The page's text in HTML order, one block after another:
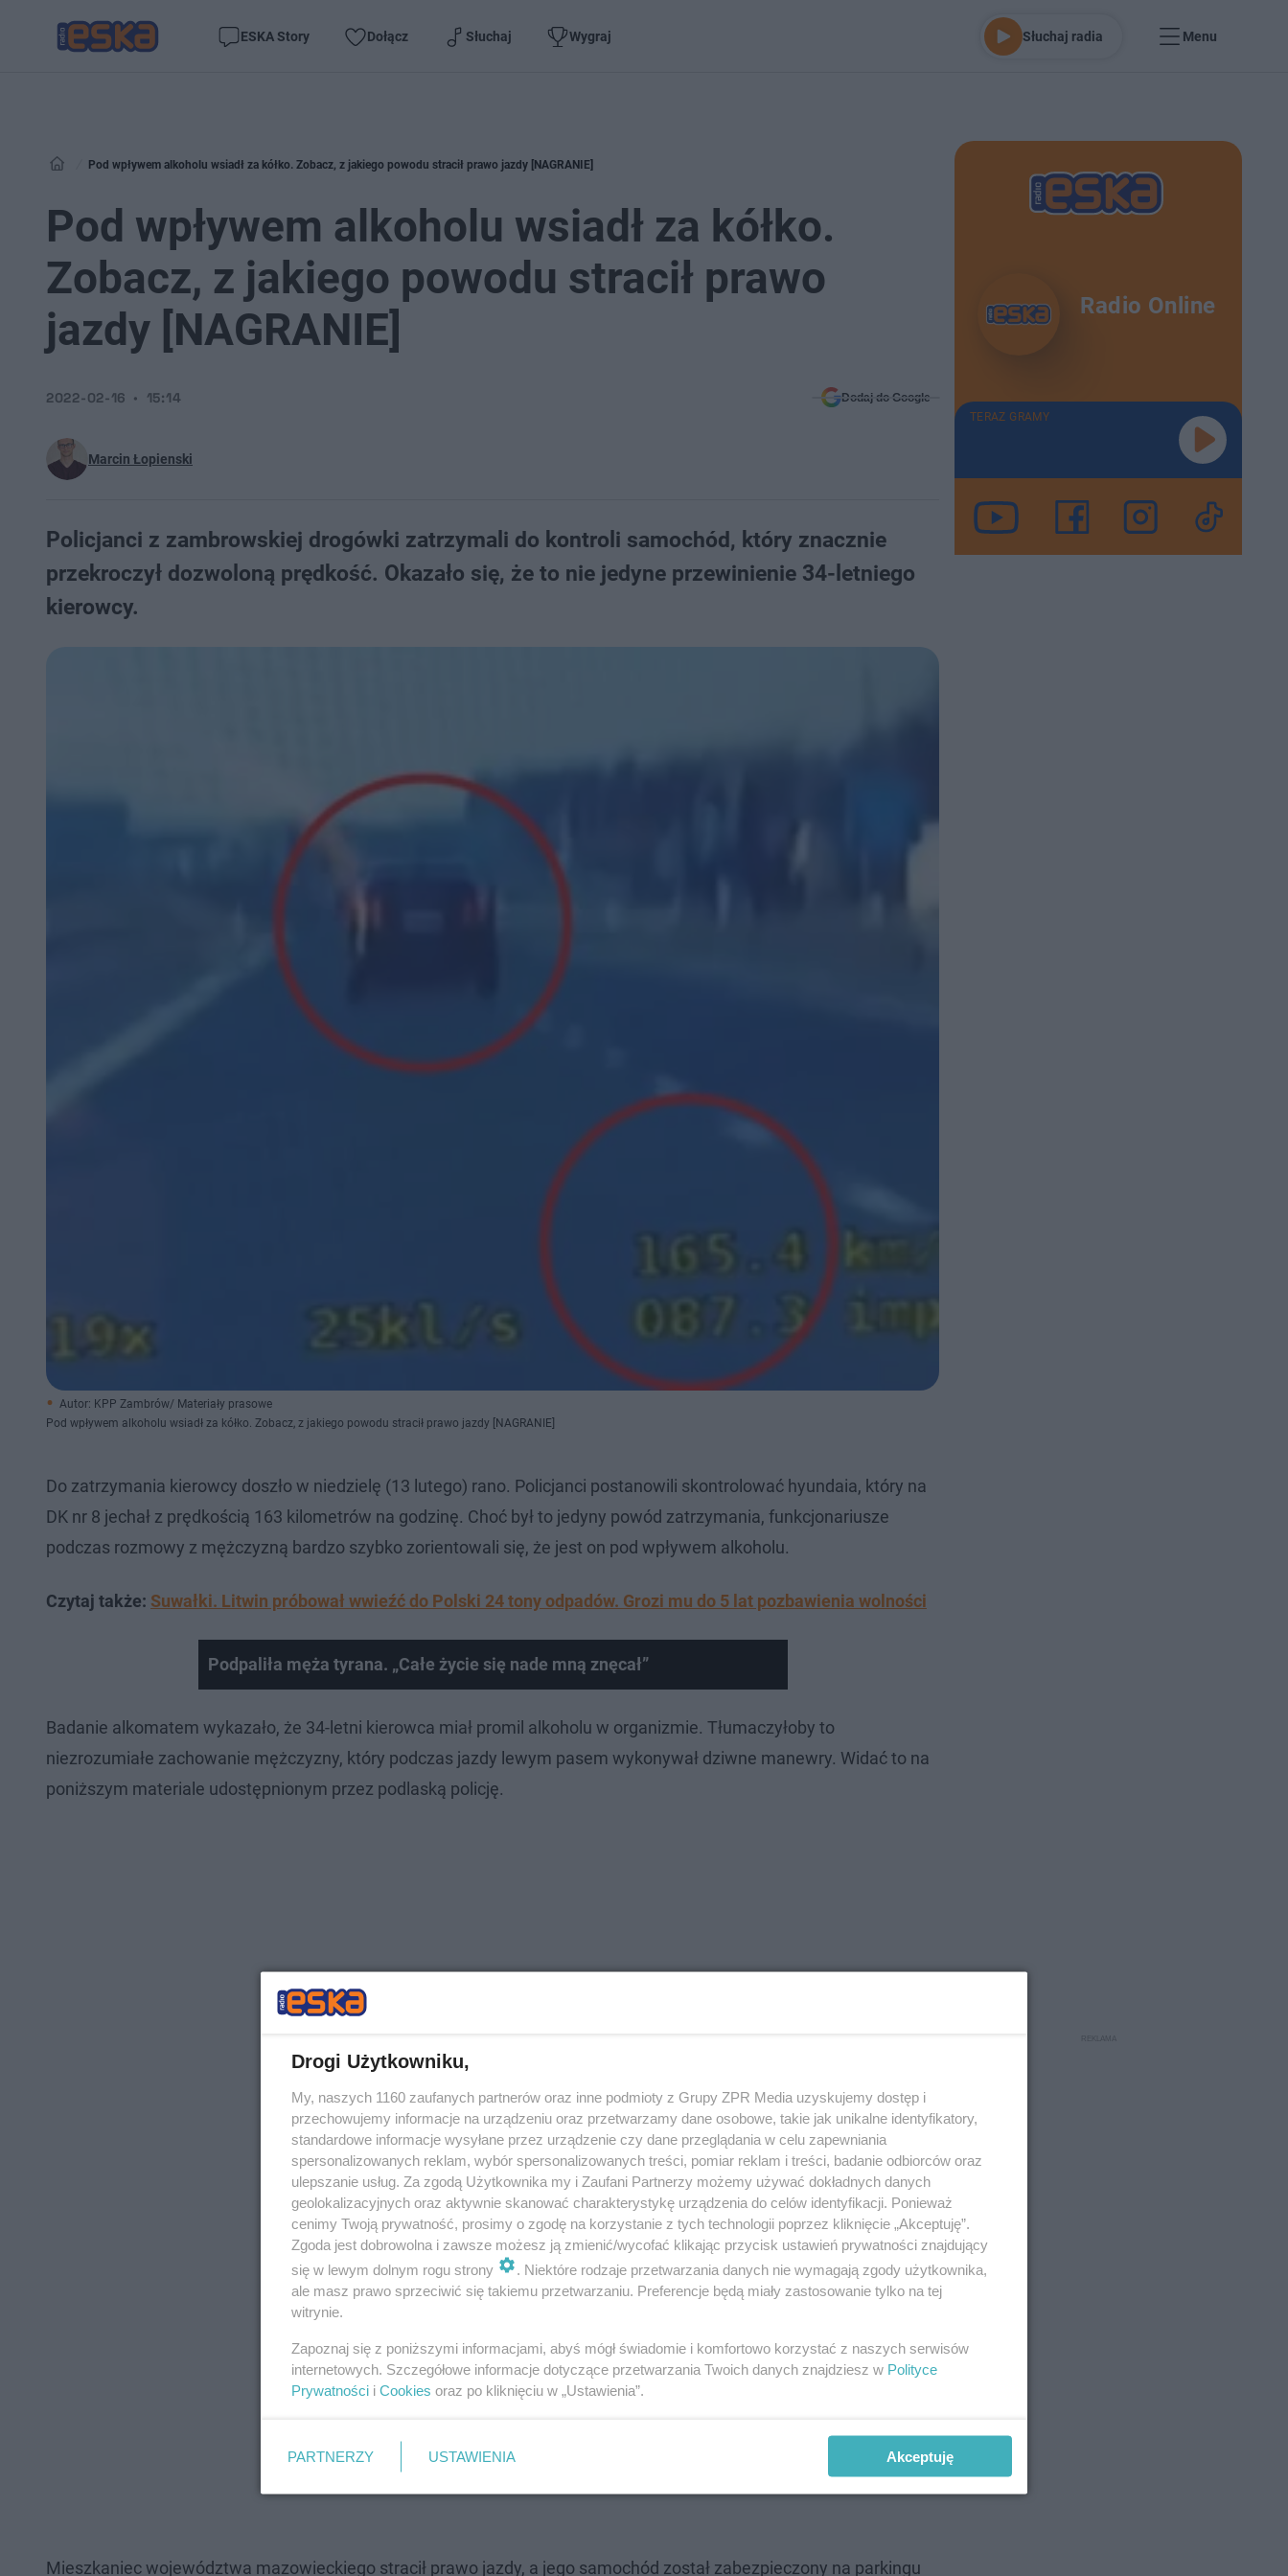
ESKA Story Dołącz Słuchaj Wygraj Słuchaj radia Menu
Pod wpływem alkoholu wsiadł za kółko. Zobacz, z jakiego powodu stracił prawo jazdy [NAGRANIE]
Pod wpływem alkoholu wsiadł za kółko.
Zobacz, z jakiego powodu stracił prawo
jazdy [NAGRANIE]
Marcin Łopienski
2022-02-16 15:14 Dodaj do Google
Policjanci z zambrowskiej drogówki zatrzymali do kontroli samochód, który znacznie
przekroczył dozwoloną prędkość. Okazało się, że to nie jedyne przewinienie 34-letniego
kierowcy.
Autor: KPP Zambrów/ Materiały prasowe
Pod wpływem alkoholu wsiadł za kółko. Zobacz, z jakiego powodu stracił prawo jazdy [NAGRANIE]
Do zatrzymania kierowcy doszło w niedzielę (13 lutego) rano. Policjanci postanowili skontrolować hyundaia, który na
DK nr 8 jechał z prędkością 163 kilometrów na godzinę. Choć był to jedyny powód zatrzymania, funkcjonariusze
podczas rozmowy z mężczyzną bardzo szybko zorientowali się, że jest on pod wpływem alkoholu.
Czytaj także: Suwałki. Litwin próbował wwieźć do Polski 24 tony odpadów. Grozi mu do 5 lat pozbawienia wolności
Podpaliła męża tyrana. „Całe życie się nade mną znęcał”
Badanie alkomatem wykazało, że 34-letni kierowca miał promil alkoholu w organizmie. Tłumaczyłoby to
niezrozumiałe zachowanie mężczyzny, który podczas jazdy lewym pasem wykonywał dziwne manewry. Widać to na
poniższym materiale udostępnionym przez podlaską policję.
Mieszkaniec województwa mazowieckiego stracił prawo jazdy, a jego samochód został zabezpieczony na parkingu
Radio Online
TERAZ GRAMY
Drogi Użytkowniku,
My, naszych 1160 zaufanych partnerów oraz inne podmioty z Grupy ZPR Media uzyskujemy dostęp i
przechowujemy informacje na urządzeniu oraz przetwarzamy dane osobowe, takie jak unikalne identyfikatory,
standardowe informacje wysyłane przez urządzenie czy dane przeglądania w celu zapewniania
spersonalizowanych reklam, wybór spersonalizowanych treści, pomiar reklam i treści, badanie odbiorców oraz
ulepszanie usług. Za zgodą Użytkownika my i Zaufani Partnerzy możemy używać dokładnych danych
geolokalizacyjnych oraz aktywnie skanować charakterystykę urządzenia do celów identyfikacji. Ponieważ
cenimy Twoją prywatność, prosimy o zgodę na korzystanie z tych technologii poprzez kliknięcie „Akceptuję”.
Zgoda jest dobrowolna i zawsze możesz ją zmienić/wycofać klikając przycisk ustawień prywatności znajdujący
się w lewym dolnym rogu strony
. Niektóre rodzaje przetwarzania danych nie wymagają zgody użytkownika,
ale masz prawo sprzeciwić się takiemu przetwarzaniu. Preferencje będą miały zastosowanie tylko na tej
witrynie.
Zapoznaj się z poniższymi informacjami, abyś mógł świadomie i komfortowo korzystać z naszych serwisów
internetowych. Szczegółowe informacje dotyczące przetwarzania Twoich danych znajdziesz w Polityce
Prywatności i Cookies oraz po kliknięciu w „Ustawienia”.
PARTNERZY USTAWIENIA Akceptuję